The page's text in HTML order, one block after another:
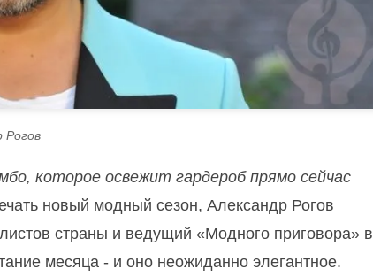
Рогов
которое освежит гардероб прямо сейчас
новый модный сезон, Александр Рогов
страны и ведущий «Модного приговора» в
месяца - и оно неожиданно элегантное.